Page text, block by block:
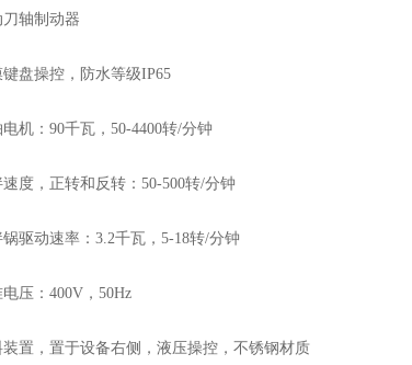
轴制动器
操控，防水等级IP65
：90千瓦，50-4400转/分钟
，正转和反转：50-500转/分钟
动速率：3.2千瓦，5-18转/分钟
：400V，50Hz
，置于设备右侧，液压操控，不锈钢材质